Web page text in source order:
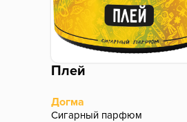
Плей
Догма
Сигарный парфюм